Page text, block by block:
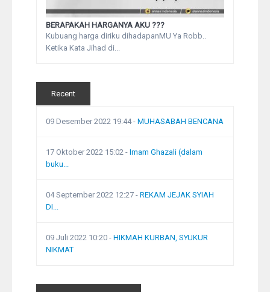
BERAPAKAH HARGANYA AKU ???
Kubuang harga diriku dihadapanMU Ya Robb..
Ketika Kata Jihad di...
Recent
09 Desember 2022 19:44- MUHASABAH BENCANA
17 Oktober 2022 15:02 - Imam Ghazali (dalam
buku...
04 September 2022 12:27 - REKAM JEJAK SYIAH
DI...
09 Juli 2022 10:20 - HIKMAH KURBAN, SYUKUR
NIKMAT